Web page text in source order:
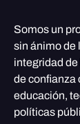
Somos un
sin ánimo de
integridad
de confianza
educación,
políticas